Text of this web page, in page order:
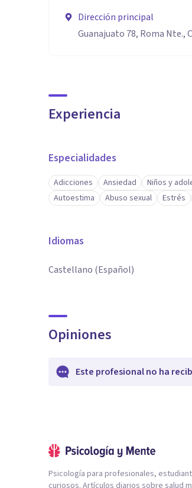
Dirección principal
Guanajuato 78, Roma Nte.,
Experiencia
Especialidades
Adicciones Ansiedad Niños y
Autoestima
Abuso sexual Estrés
Idiomas
Castellano (Español)
Opiniones
Este profesional no ha
Psicología para profesionales,
curiosos. Artículos diarios sobre salud